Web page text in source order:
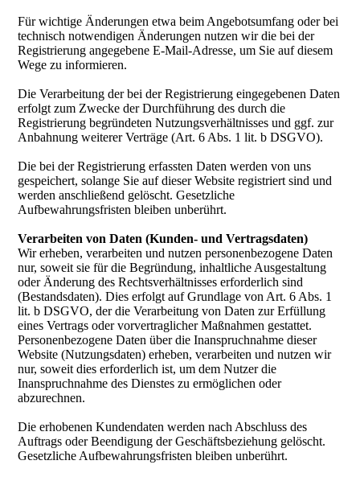
Für wichtige Änderungen etwa beim Angebotsumfang oder bei
technisch notwendigen Änderungen nutzen wir die bei der
Registrierung angegebene E-Mail-Adresse, um Sie auf diesem
Wege zu informieren.
Die Verarbeitung der bei der Registrierung eingegebenen Daten
erfolgt zum Zwecke der Durchführung des durch die
Registrierung begründeten Nutzungsverhältnisses und ggf. zur
Anbahnung weiterer Verträge (Art. 6 Abs. 1 lit. b DSGVO).
Die bei der Registrierung erfassten Daten werden von uns
gespeichert, solange Sie auf dieser Website registriert sind und
werden anschließend gelöscht. Gesetzliche
Aufbewahrungsfristen bleiben unberührt.
Verarbeiten von Daten (Kunden- und Vertragsdaten)
Wir erheben, verarbeiten und nutzen personenbezogene Daten
nur, soweit sie für die Begründung, inhaltliche Ausgestaltung
oder Änderung des Rechtsverhältnisses erforderlich sind
(Bestandsdaten). Dies erfolgt auf Grundlage von Art. 6 Abs. 1
lit. b DSGVO, der die Verarbeitung von Daten zur Erfüllung
eines Vertrags oder vorvertraglicher Maßnahmen gestattet.
Personenbezogene Daten über die Inanspruchnahme dieser
Website (Nutzungsdaten) erheben, verarbeiten und nutzen wir
nur, soweit dies erforderlich ist, um dem Nutzer die
Inanspruchnahme des Dienstes zu ermöglichen oder
abzurechnen.
Die erhobenen Kundendaten werden nach Abschluss des
Auftrags oder Beendigung der Geschäftsbeziehung gelöscht.
Gesetzliche Aufbewahrungsfristen bleiben unberührt.